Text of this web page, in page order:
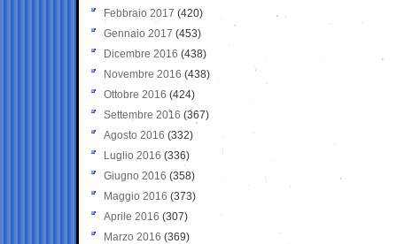
Febbraio 2017 (420)
Gennaio 2017 (453)
Dicembre 2016 (438)
Novembre 2016 (438)
Ottobre 2016 (424)
Settembre 2016 (367)
Agosto 2016 (332)
Luglio 2016 (336)
Giugno 2016 (358)
Maggio 2016 (373)
Aprile 2016 (307)
Marzo 2016 (369)